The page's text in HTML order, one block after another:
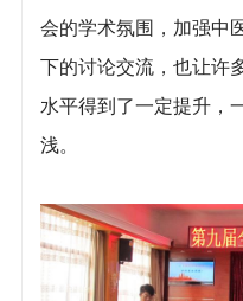
会的学术氛围，加强中
下的讨论交流，也让许
水平得到了一定提升，
浅。